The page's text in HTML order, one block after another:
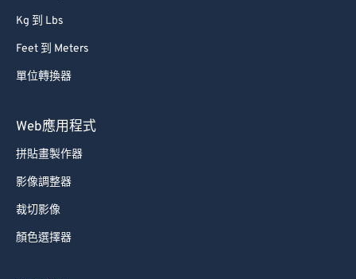
Kg 到 Lbs
Feet 到 Meters
單位轉換器
Web應用程式
拼貼畫製作器
影像調整器
裁切影像
顏色選擇器